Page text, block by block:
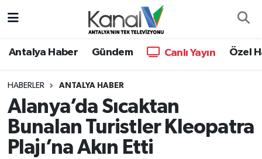
Antalya Haber Gündem Canlı Yayın Özel
HABERLER ANTALYA HABER
Alanya’da Sıcaktan
Bunalan Turistler Kleopatra
Plajı’na Akın Etti
Antalya Haber
Dünya
Eğitim
Hava Durumu
Trafik Durumu
Süper Lig Puan Durumu ve Fikstür